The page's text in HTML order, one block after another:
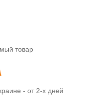
товар
- от 2-х дней